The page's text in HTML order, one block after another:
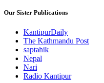
Our Sister Publications
KantipurDaily
The Kathmandu Post
saptahik
Nepal
Nari
Radio Kantipur